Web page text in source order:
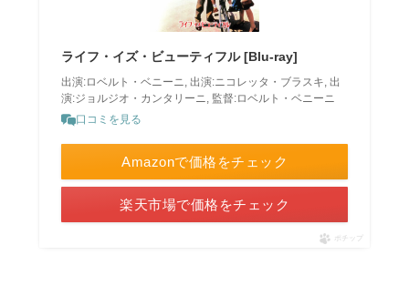
ライフ・イズ・ビューティフル [Blu-ray]
出演:ロベルト・ベニーニ, 出演:ニコレッタ・ブラスキ, 出
演:ジョルジオ・カンタリーニ, 監督:ロベルト・ベニーニ
口コミを見る
Amazonで価格をチェック
楽天市場で価格をチェック
ポチップ